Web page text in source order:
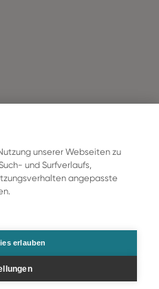
unserer Webseiten zu
und Surfverlaufs,
angepasste
erlauben